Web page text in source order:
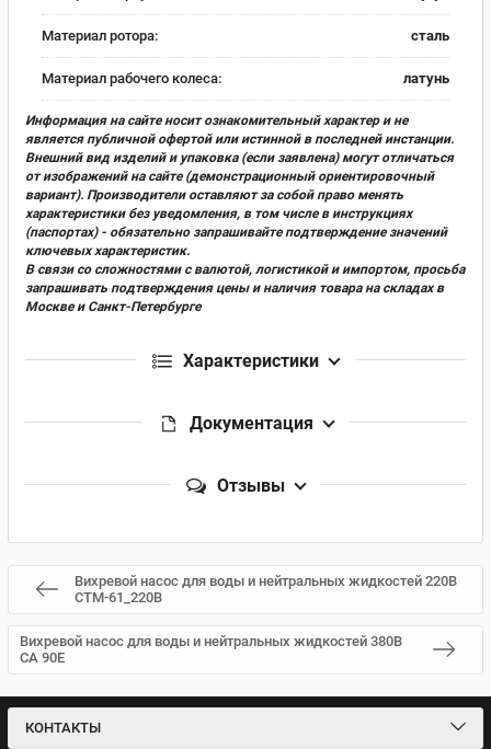
Материал ротора: сталь
Материал рабочего колеса: латунь
Информация на сайте носит ознакомительный характер и не
является публичной офертой или истинной в последней инстанции.
Внешний вид изделий и упаковка (если заявлена) могут отличаться
от изображений на сайте (демонстрационный ориентировочный
вариант). Производители оставляют за собой право менять
характеристики без уведомления, в том числе в инструкциях
(паспортах) - обязательно запрашивайте подтверждение значений
ключевых характеристик.
В связи со сложностями с валютой, логистикой и импортом, просьба
запрашивать подтверждения цены и наличия товара на складах в
Москве и Санкт-Петербурге
Характеристики
Документация
Отзывы
Вихревой насос для воды и нейтральных жидкостей 220В
CTM-61_220В
Вихревой насос для воды и нейтральных жидкостей 380В
CA 90E
КОНТАКТЫ